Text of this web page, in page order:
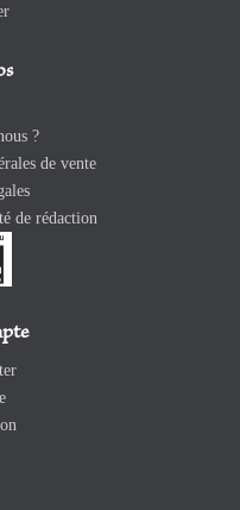
?
de vente
de rédaction